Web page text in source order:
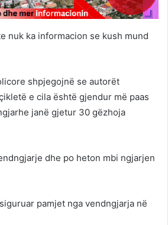
nuk ka informacion se kush mund
shpjegojnë se autorët
e cila është gjendur më paas
janë gjetur 30 gëzhoja
dhe po heton mbi ngjarjen
pamjet nga vendngjarja në